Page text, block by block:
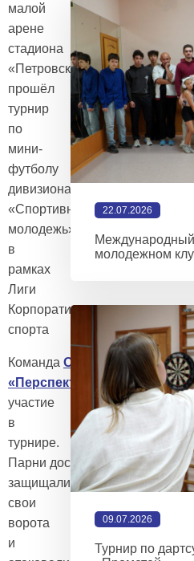
малой
арене
стадиона
«Петровский»
прошёл
турнир
по
мини-
футболу
дивизиона
«Спортивная
молодежь»
в
рамках
Лиги
Корпоративного
спорта
Команда ОПМК
«Перспектива» приняла
участие
в
турнире.
Парни достойно
защищали
свои
ворота
и
22.07.2026
молодежном
09.07.2026
Турнир по